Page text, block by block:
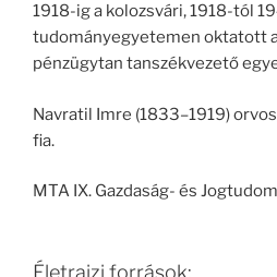
1918-ig a kolozsvári, 1918-tól
tudományegyetemen oktatott
pénzügytan tanszékvezető
Navratil Imre (1833–1919)
fia.
MTA IX. Gazdaság- és
Életrajzi források: